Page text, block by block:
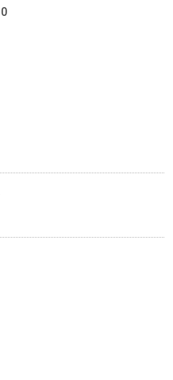
0